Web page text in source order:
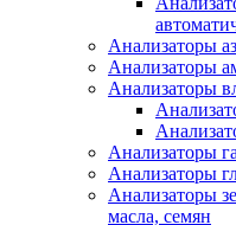
Анализаторы
Анализаторы
Анализаторы
Анализаторы
Анализаторы
Анализаторы
масла, семян